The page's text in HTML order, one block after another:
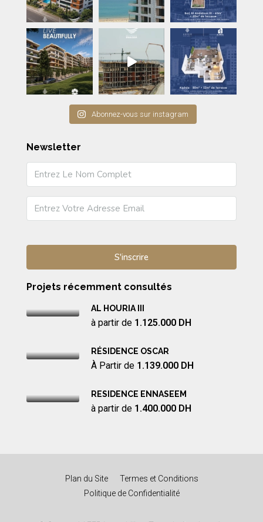
Abonnez-vous sur instagram
Newsletter
Projets récemment consultés
AL HOURIA III
à partir de 1.125.000 DH
RÉSIDENCE OSCAR
À Partir de 1.139.000 DH
RESIDENCE ENNASEEM
à partir de 1.400.000 DH
Plan du Site
Termes et Conditions
Politique de Confidentialité